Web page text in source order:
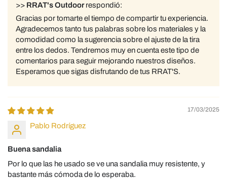
>> RRAT's Outdoorrespondió:
Gracias por tomarte el tiempo de compartir tu experiencia.
Agradecemos tanto tus palabras sobre los materiales y la
comodidad como la sugerencia sobre el ajuste de la tira
entre los dedos. Tendremos muy en cuenta este tipo de
comentarios para seguir mejorando nuestros diseños.
Esperamos que sigas disfrutando de tus RRAT'S.
17/03/2025
Pablo Rodríguez
Buena sandalia
Por lo que las he usado se ve una sandalia muy resistente, y
bastante más cómoda de lo esperaba.